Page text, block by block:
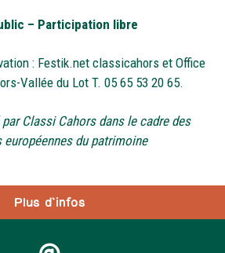
Plus d'infos
– Participation libre
: Festik.net classicahors et Office
Vallée du Lot T. 05 65 53 20 65.
Classi Cahors dans le cadre des
européennes du patrimoine